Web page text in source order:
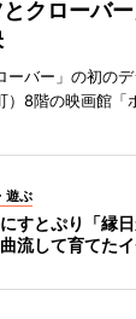
クローバ
ーバー」の初の
）8階の映画館
遊ぶ
すとぷり「縁
流して育てた